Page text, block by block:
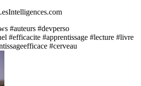
#auteurs #devperso
#efficacite #apprentissage #lecture #livre
#cerveau